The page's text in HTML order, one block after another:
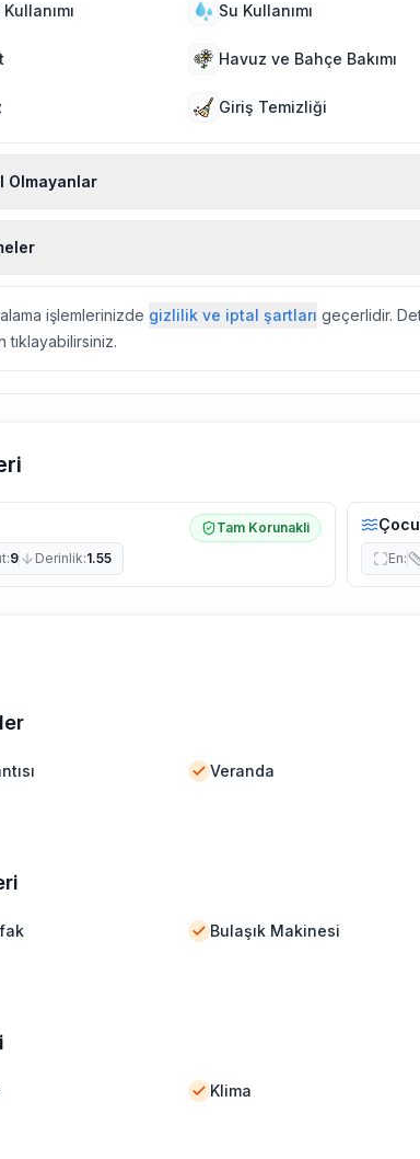
Su Kullanımı
Havuz ve Bahçe Bakımı
Giriş Temizliği
Olmayanlar
yapılmaktadır. Buna rağmen çevrede kelebek, böcek,
ihtimali vardır.
bulunmuş olduğu bölgelerde dönemsel olarak
işlemlerinizde gizlilik ve iptal şartları geçerlidir.
tıklayabilirsiniz.
Tam Korunakli
:9 Derinlik:1.55 En:
Veranda
Bulaşık Makinesi
Klima